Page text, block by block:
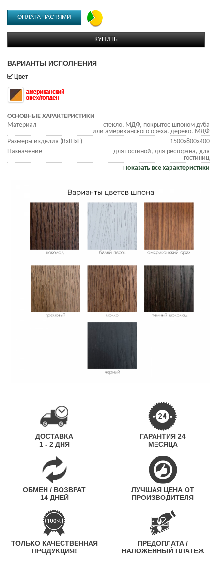
ОПЛАТА ЧАСТЯМИ
КУПИТЬ
ВАРИАНТЫ ИСПОЛНЕНИЯ
Цвет
американский
орех/голден
ОСНОВНЫЕ ХАРАКТЕРИСТИКИ
Материал
стекло, МДФ, покрытое шпоном дуба
или американского ореха, дерево, МДФ
Размеры изделия (ВхШхГ)
1500х800х400
Назначение
для гостиной, для ресторана, для
гостиниц
Показать все характеристики
ДОСТАВКА
1 - 2 ДНЯ
ГАРАНТИЯ 24
МЕСЯЦА
ОБМЕН / ВОЗВРАТ
14 ДНЕЙ
ЛУЧШАЯ ЦЕНА ОТ
ПРОИЗВОДИТЕЛЯ
ТОЛЬКО КАЧЕСТВЕННАЯ
ПРОДУКЦИЯ!
ПРЕДОПЛАТА /
НАЛОЖЕННЫЙ ПЛАТЕЖ